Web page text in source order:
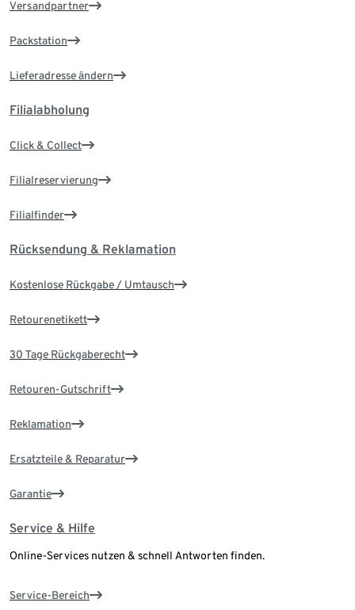
Versandpartner
Packstation
Lieferadresse ändern
Filialabholung
Click & Collect
Filialreservierung
Filialfinder
Rücksendung & Reklamation
Kostenlose Rückgabe / Umtausch
Retourenetikett
30 Tage Rückgaberecht
Retouren-Gutschrift
Reklamation
Ersatzteile & Reparatur
Garantie
Service & Hilfe
Online-Services nutzen & schnell Antworten finden.
Service-Bereich